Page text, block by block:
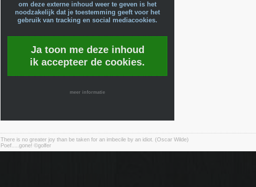
om deze externe inhoud weer te geven is het
noodzakelijk dat je toestemming geeft voor het
gebruik van tracking en social mediacookies.
Ja toon me deze inhoud
ik accepteer de cookies.
meer informatie
There is no greater joy than be taken for an imbecile by an idiot. (Oscar Wilde)
Poef.....gone! ©golfer